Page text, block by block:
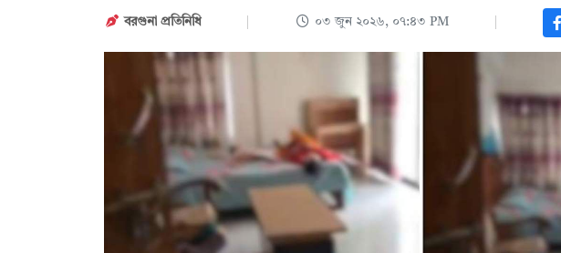
বরগুনা প্রতিনিধি ০৩ জুন ২০২৬, ০৭:৪৩ PM